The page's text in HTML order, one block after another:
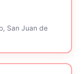
San Juan de